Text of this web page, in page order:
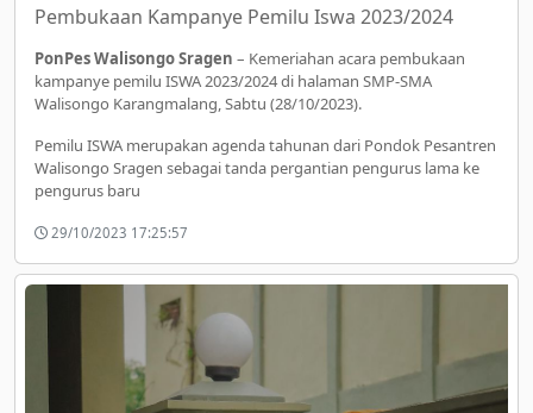
Pembukaan Kampanye Pemilu Iswa 2023/2024
PonPes Walisongo Sragen – Kemeriahan acara pembukaan
kampanye pemilu ISWA 2023/2024 di halaman SMP-SMA
Walisongo Karangmalang, Sabtu (28/10/2023).
Pemilu ISWA merupakan agenda tahunan dari Pondok Pesantren
Walisongo Sragen sebagai tanda pergantian pengurus lama ke
pengurus baru
29/10/2023 17:25:57